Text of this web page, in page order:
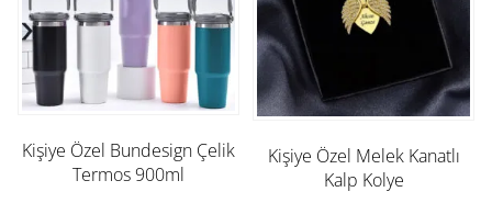
Kişiye Özel Bundesign Çelik
Termos 900ml
Kişiye Özel Melek Kanatlı
Kalp Kolye